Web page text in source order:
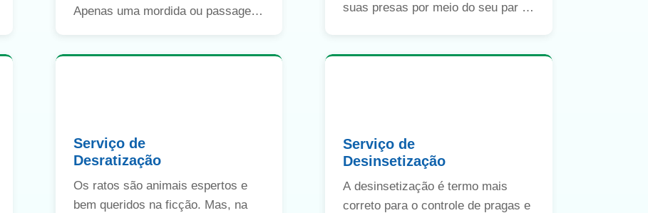
Apenas uma mordida ou passagem
suas presas por meio do seu par de
Serviço de
Desratização
Os ratos são animais espertos e
bem queridos na ficção. Mas, na
Serviço de
Desinsetização
A desinsetização é termo mais
correto para o controle de pragas e